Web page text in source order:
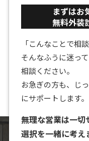
まずはお
無料外装
「こんなことで相
そんなふうに迷っ
相談ください。
お急ぎの方も、じ
にサポートします。
無理な営業は一切
選択を一緒に考え